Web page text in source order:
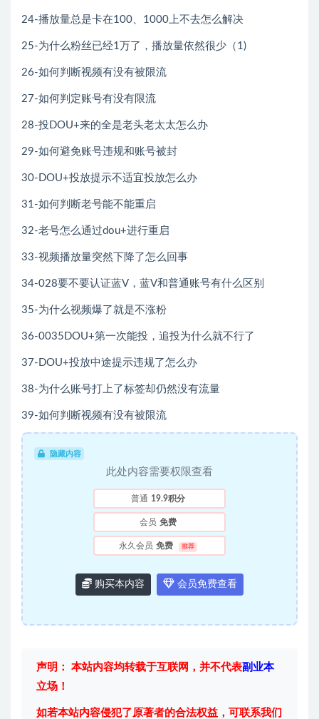
24-播放量总是卡在100、1000上不去怎么解决
25-为什么粉丝已经1万了，播放量依然很少（1)
26-如何判断视频有没有被限流
27-如何判定账号有没有限流
28-投DOU+来的全是老头老太太怎么办
29-如何避免账号违规和账号被封
30-DOU+投放提示不适宜投放怎么办
31-如何判断老号能不能重启
32-老号怎么通过dou+进行重启
33-视频播放量突然下降了怎么回事
34-028要不要认证蓝V，蓝V和普通账号有什么区别
35-为什么视频爆了就是不涨粉
36-0035DOU+第一次能投，追投为什么就不行了
37-DOU+投放中途提示违规了怎么办
38-为什么账号打上了标签却仍然没有流量
39-如何判断视频有没有被限流
隐藏内容
此处内容需要权限查看
普通 19.9积分
会员 免费
永久会员 免费 推荐
购买本内容 会员免费查看
声明： 本站内容均转载于互联网，并不代表副业本
立场！
如若本站内容侵犯了原著者的合法权益，可联系我们